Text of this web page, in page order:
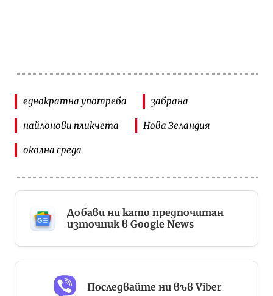
еднократна употреба забрана
найлонови пликчета Нова Зеландия
околна среда
Добави ни като предпочитан
източник в Google News
Последвайте ни във Viber